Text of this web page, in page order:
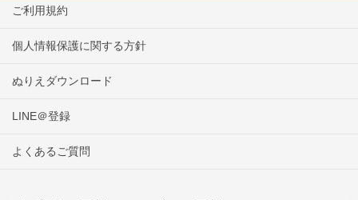
ご利用規約
個人情報保護に関する方針
ぬりえダウンロード
LINE＠登録
よくあるご質問